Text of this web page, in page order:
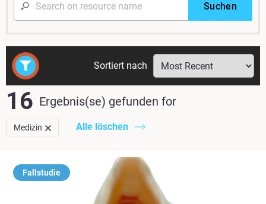
Suchen
16 Ergebnis(se) gefunden for
Medizin Alle löschen
Sortiert nach
Fallstudie